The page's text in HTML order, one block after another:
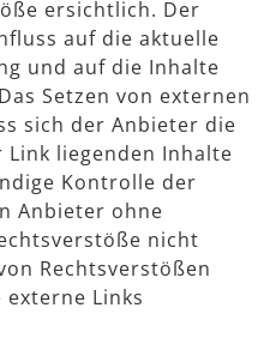
ersichtlich. Der
auf die aktuelle
und auf die Inhalte
Setzen von externen
sich der Anbieter die
liegenden Inhalte
Kontrolle der
Anbieter ohne
nicht
Rechtsverstößen
Links